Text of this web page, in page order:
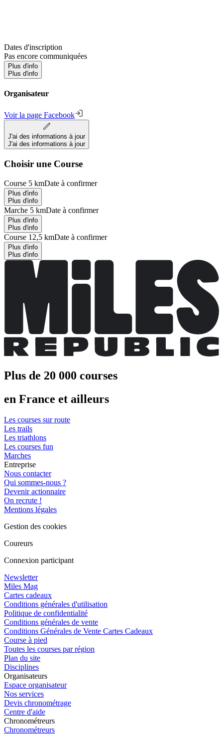
Dates d'inscription
Pas encore communiquées
Plus d'info
Plus d'info
Organisateur
Voir la page Facebook
J'ai des informations à jour
J'ai des informations à jour
Choisir une Course
Course 5 kmDate à confirmer
Plus d'info
Plus d'info
Marche 5 kmDate à confirmer
Plus d'info
Plus d'info
Course 12,5 kmDate à confirmer
Plus d'info
Plus d'info
Plus de 20 000 courses
en France et ailleurs
Les courses sur route
Les trails
Les triathlons
Les courses fun
Marches
Entreprise
Nous contacter
Qui sommes-nous ?
Devenir actionnaire
On recrute !
Mentions légales
Gestion des cookies
Coureurs
Connexion participant
Newsletter
Miles Mag
Cartes cadeaux
Conditions générales d'utilisation
Politique de confidentialité
Conditions générales de vente
Conditions Générales de Vente Cartes Cadeaux
Course à pied
Toutes les courses par région
Plan du site
Disciplines
Organisateurs
Espace organisateur
Nos services
Devis chronométrage
Centre d'aide
Chronométreurs
Chronométreurs